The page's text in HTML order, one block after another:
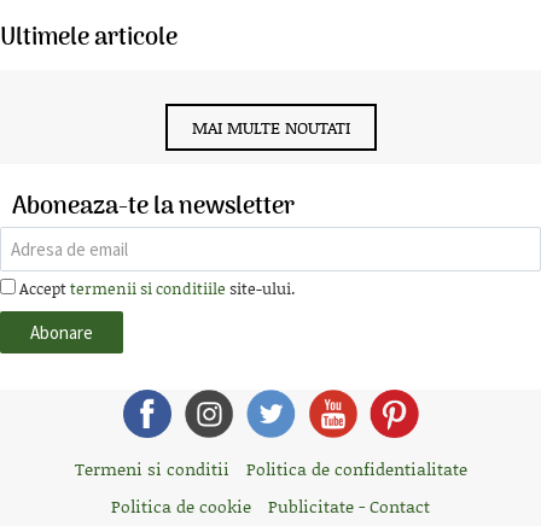
Ultimele articole
MAI MULTE NOUTATI
Aboneaza-te la newsletter
Accepttermenii si conditiile site-ului.
Termeni si conditii
Politica de confidentialitate
Politica de cookie
Publicitate - Contact